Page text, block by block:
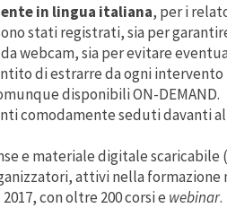
in lingua italiana, per i
stati registrati, sia per
webcam, sia per evitare
di estrarre da ogni
disponibili ON-DEMAND.
comodamente seduti davanti
e materiale digitale
attivi nella
con oltre 200 corsi e webinar.